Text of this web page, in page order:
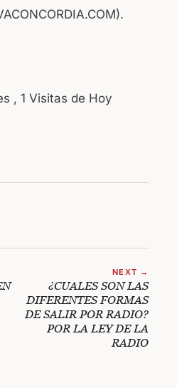
, 1 Visitas de Hoy
NEXT →
¿CUALES SON LAS
DIFERENTES FORMAS
DE SALIR POR RADIO?
POR LA LEY DE LA
RADIO